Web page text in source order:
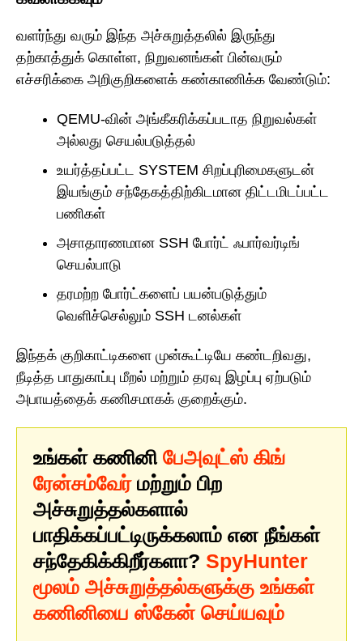
வளர்ந்து வரும் இந்த அச்சுறுத்தலில் இருந்து
தற்காத்துக் கொள்ள, நிறுவனங்கள் பின்வரும்
எச்சரிக்கை அறிகுறிகளைக் கண்காணிக்க வேண்டும்:
QEMU-வின் அங்கீகரிக்கப்படாத நிறுவல்கள்
அல்லது செயல்படுத்தல்
உயர்த்தப்பட்ட SYSTEM சிறப்புரிமைகளுடன்
இயங்கும் சந்தேகத்திற்கிடமான திட்டமிடப்பட்ட
பணிகள்
அசாதாரணமான SSH போர்ட் ஃபார்வர்டிங்
செயல்பாடு
தரமற்ற போர்ட்களைப் பயன்படுத்தும்
வெளிச்செல்லும் SSH டனல்கள்
இந்தக் குறிகாட்டிகளை முன்கூட்டியே கண்டறிவது,
நீடித்த பாதுகாப்பு மீறல் மற்றும் தரவு இழப்பு ஏற்படும்
அபாயத்தைக் கணிசமாகக் குறைக்கும்.
உங்கள் கணினி பேஅவுட்ஸ் கிங்
ரேன்சம்வேர்மற்றும் பிற
அச்சுறுத்தல்களால்
பாதிக்கப்பட்டிருக்கலாம் என நீங்கள்
சந்தேகிக்கிறீர்களா? SpyHunter
மூலம் அச்சுறுத்தல்களுக்கு உங்கள்
கணினியை ஸ்கேன் செய்யவும்